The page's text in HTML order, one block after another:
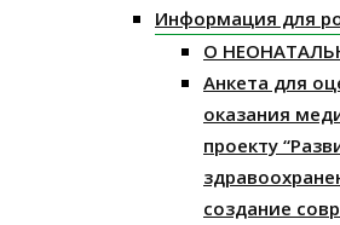
Информация для
О
Анкета для
оказания
проекту
создание